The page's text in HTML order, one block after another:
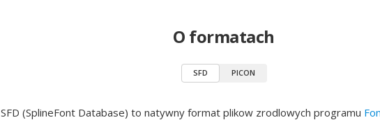
O formatach
SFD PICON
SFD (SplineFont Database) to natywny format plikow zrodlowych programu